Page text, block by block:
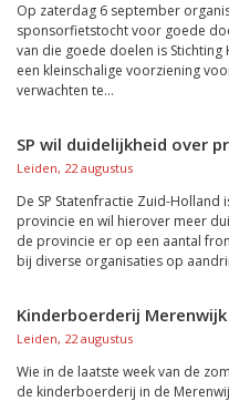
Op zaterdag 6 september
sponsorfietstocht voor goede
van die goede doelen is Stichting
een kleinschalige voorziening
verwachten te...
SP wil duidelijkheid over
Leiden, 22 augustus
De SP Statenfractie Zuid-
provincie en wil hierover meer
de provincie er op een aantal
bij diverse organisaties op
Kinderboerderij
Leiden, 22 augustus
Wie in de laatste week van de
de kinderboerderij in de